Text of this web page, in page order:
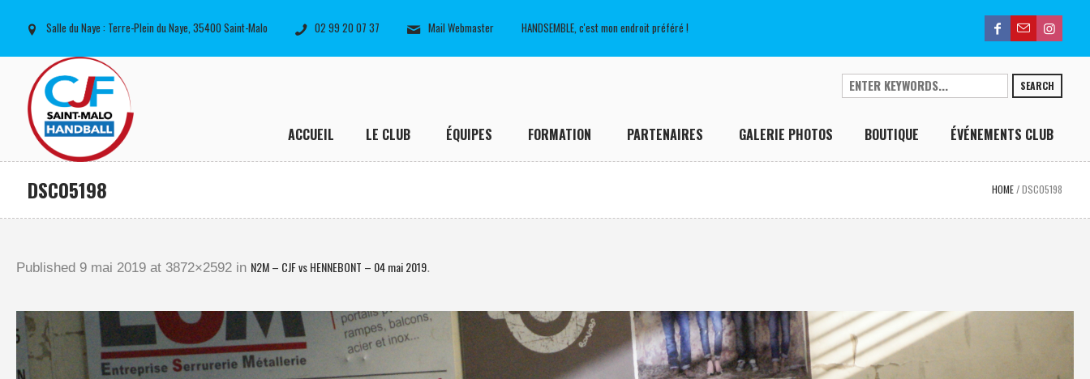
Salle du Naye : Terre-Plein du Naye, 35400 Saint-Malo 02 99 20 07 37 Mail Webmaster HANDSEMBLE, c'est mon endroit préféré !
SEARCH
ACCUEIL LE CLUB ÉQUIPES FORMATION PARTENAIRES GALERIE PHOTOS BOUTIQUE ÉVÉNEMENTS CLUB
DSC05198 HOME /DSC05198
Published 9 mai 2019 at 3872×2592 in N2M – CJF vs HENNEBONT – 04 mai 2019.